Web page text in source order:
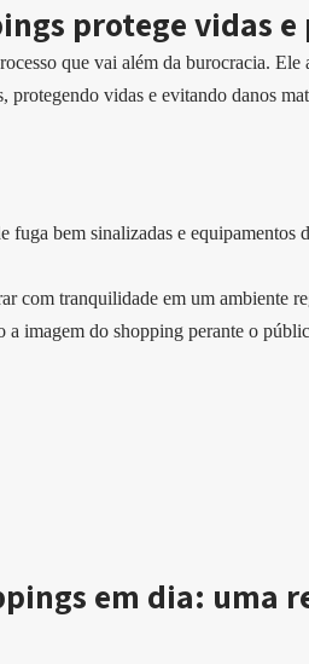
protege vidas
que vai além da burocracia. Ele
protegendo vidas e evitando danos
fuga bem sinalizadas e equipamentos
com tranquilidade em um ambiente
a imagem do shopping perante o
em dia: uma